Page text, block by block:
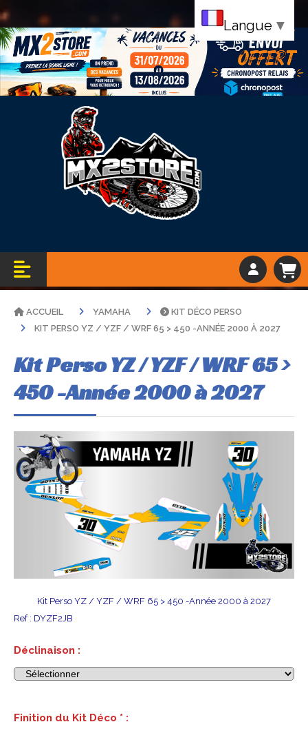
Bandeau vacance
ACCUEIL YAMAHA
KIT DÉCO PERSO
KIT PERSO YZ / YZF / WRF 65 > 450 -ANNÉE 2000 À 2027
Kit Perso YZ / YZF / WRF 65 >
450 -Année 2000 à 2027
Kit Perso YZ / YZF / WRF 65 > 450 -Année 2000 à 2027
Ref : DYZF2JB
Déclinaison :
Finition du Kit Déco * :
Langue ▼